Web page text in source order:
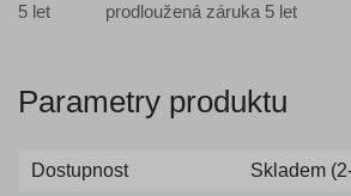
prodloužená záruka 5 let
Parametry produktu
Dostupnost Skladem